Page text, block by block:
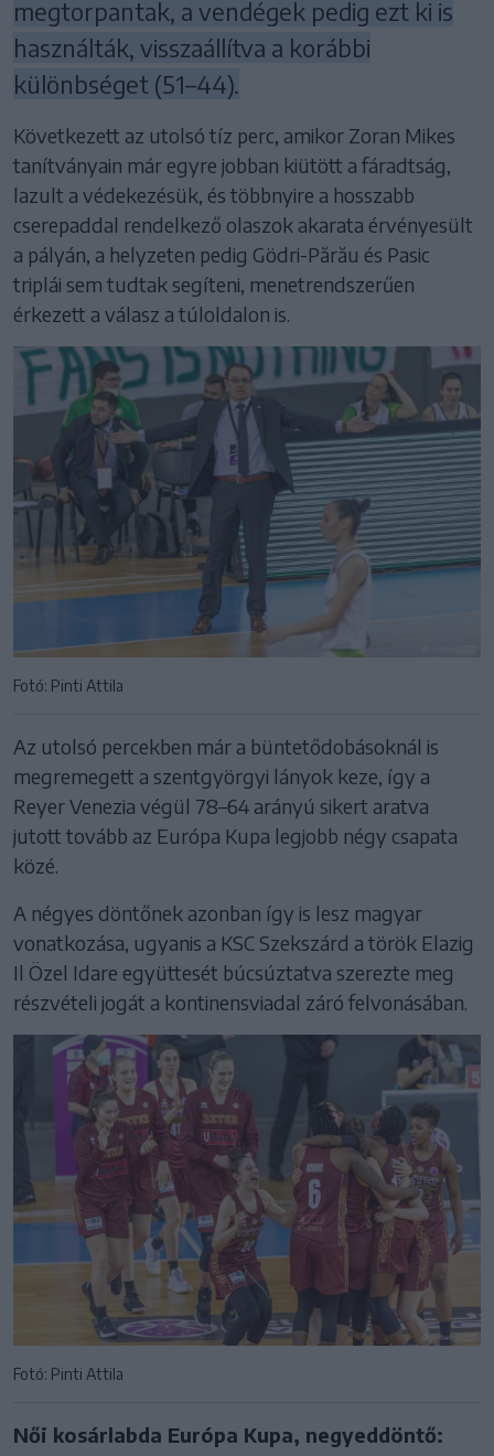
megtorpantak, a vendégek pedig ezt ki is
használták, visszaállítva a korábbi
különbséget (51–44).
Következett az utolsó tíz perc, amikor Zoran Mikes
tanítványain már egyre jobban kiütött a fáradtság,
lazult a védekezésük, és többnyire a hosszabb
cserepaddal rendelkező olaszok akarata érvényesült
a pályán, a helyzeten pedig Gödri-Părău és Pasic
triplái sem tudtak segíteni, menetrendszerűen
érkezett a válasz a túloldalon is.
Fotó: Pinti Attila
Az utolsó percekben már a büntetődobásoknál is
megremegett a szentgyörgyi lányok keze, így a
Reyer Venezia végül 78–64 arányú sikert aratva
jutott tovább az Európa Kupa legjobb négy csapata
közé.
A négyes döntőnek azonban így is lesz magyar
vonatkozása, ugyanis a KSC Szekszárd a török Elazig
Il Özel Idare együttesét búcsúztatva szerezte meg
részvételi jogát a kontinensviadal záró felvonásában.
Fotó: Pinti Attila
Női kosárlabda Európa Kupa, negyeddöntő: